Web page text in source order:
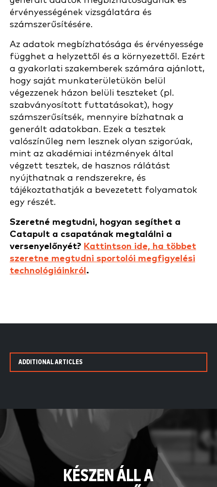
érvényességének vizsgálatára és
számszerűsítésére.
Az adatok megbízhatósága és érvényessége
függhet a helyzettől és a környezettől. Ezért
a gyakorlati szakemberek számára ajánlott,
hogy saját munkaterületükön belül
végezzenek házon belüli teszteket (pl.
szabványosított futtatásokat), hogy
számszerűsítsék, mennyire bízhatnak a
generált adatokban. Ezek a tesztek
valószínűleg nem lesznek olyan szigorúak,
mint az akadémiai intézmények által
végzett tesztek, de hasznos rálátást
nyújthatnak a rendszerekre, és
tájékoztathatják a bevezetett folyamatok
egy részét.
Szeretné megtudni, hogyan segíthet a
Catapult a csapatának megtalálni a
versenyelőnyét? Kattintson ide, ha többet
szeretne megtudni sportolói megfigyelési
technológiáinkról .
ADDITIONAL ARTICLES
KÉSZEN ÁLL A